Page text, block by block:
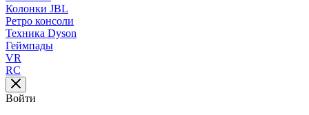
Колонки JBL
Ретро консоли
Техника Dyson
Геймпады
VR
RC
Войти